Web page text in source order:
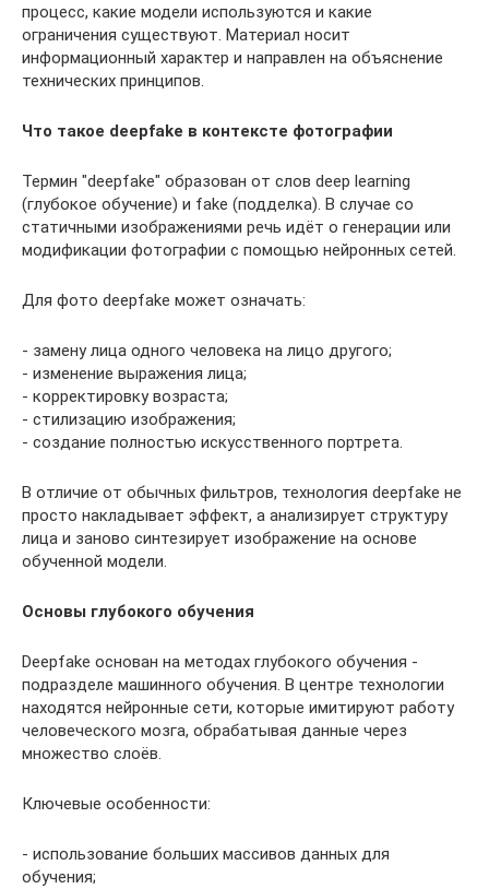
процесс, какие модели используются и какие
ограничения существуют. Материал носит
информационный характер и направлен на объяснение
технических принципов.
Что такое deepfake в контексте фотографии
Термин "deepfake" образован от слов deep learning
(глубокое обучение) и fake (подделка). В случае со
статичными изображениями речь идёт о генерации или
модификации фотографии с помощью нейронных сетей.
Для фото deepfake может означать:
- замену лица одного человека на лицо другого;
- изменение выражения лица;
- корректировку возраста;
- стилизацию изображения;
- создание полностью искусственного портрета.
В отличие от обычных фильтров, технология deepfake не
просто накладывает эффект, а анализирует структуру
лица и заново синтезирует изображение на основе
обученной модели.
Основы глубокого обучения
Deepfake основан на методах глубокого обучения -
подразделе машинного обучения. В центре технологии
находятся нейронные сети, которые имитируют работу
человеческого мозга, обрабатывая данные через
множество слоёв.
Ключевые особенности:
- использование больших массивов данных для
обучения;